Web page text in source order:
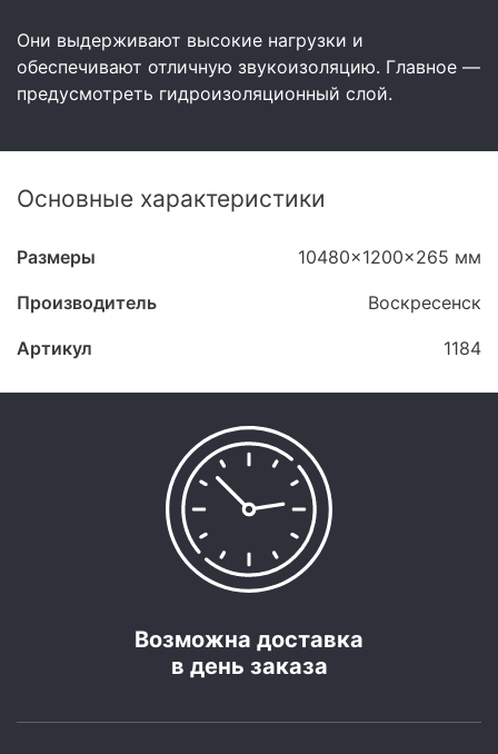
Они выдерживают высокие нагрузки и
обеспечивают отличную звукоизоляцию. Главное —
предусмотреть гидроизоляционный слой.
Основные характеристики
Размеры 10480x1200x265 мм
Производитель Воскресенск
Артикул 1184
Возможна доставка
в день заказа